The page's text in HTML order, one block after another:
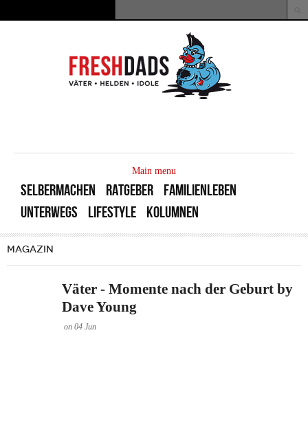
Suchformular
Main menu
SELBERMACHEN RATGEBER
FAMILIENLEBEN
UNTERWEGS
LIFESTYLE KOLUMNEN
MAGAZIN
Väter - Momente nach der Geburt by
Dave Young
on 04 Jun